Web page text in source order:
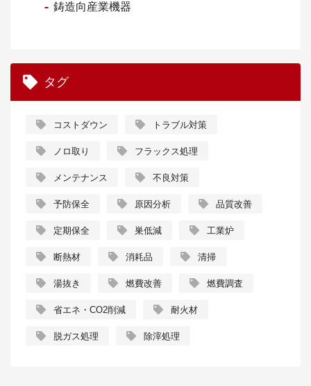
鋳造向産業機器
タグ
コストダウン トラブル対策
ノロ取り フラックス処理
メンテナンス 不良対策
予防保全 原因分析 品質改善
定期保全 巣低減 工業炉
断熱材 消耗品 清掃
湯抜き 燃費改善 燃費調査
省エネ・CO2削減 耐火材
脱ガス処理 除滓処理